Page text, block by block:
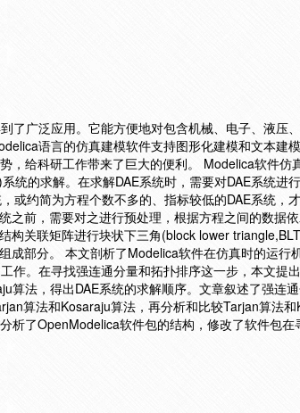
了广泛应用。它能方便地对包含机械、电子、液压
语言的仿真建模软件支持图形化建模和文本建
，给科研工作带来了巨大的便利。 Modelica软件仿
统的求解。在求解DAE系统时，需要对DAE系统进
或约简为方程个数不多的、指标较低的DAE系统，
之前，需要对之进行预处理，根据方程之间的数据
构关联矩阵进行块状下三角(block lower
成部分。 本文剖析了Modelica软件在仿真时的运行
作。在寻找强连通分量和拓扑排序这一步，本文提
算法，得出DAE系统的求解顺序。文章叙述了强连
算法和Kosaraju算法，再分析和比较Tarjan算法
析了OpenModelica软件包的结构，修改了软件包